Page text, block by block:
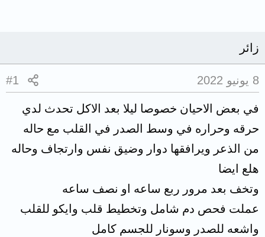
زائر
8 يونيو 2022 #1
في بعض الاحيان خصوصا ليلا بعد الاكل تحدث لدي
حرقه وحراره في وسط الصدر في القلب مع حاله
من الذعر ويرافقها دوار وضيق نفس وارتجاف وحاله
هلع ايضا
وتخف بعد مرور ربع ساعه او نصف ساعه
عملت فحص دم شامل وتخطيط قلب وايكو للقلب
واشعه للصدر وسونار للجسم كامل